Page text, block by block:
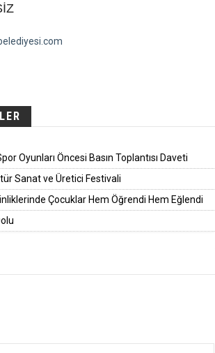
Oyunları Öncesi Basın Toplantısı Daveti
Sanat ve Üretici Festivali
Çocuklar Hem Öğrendi Hem Eğlendi